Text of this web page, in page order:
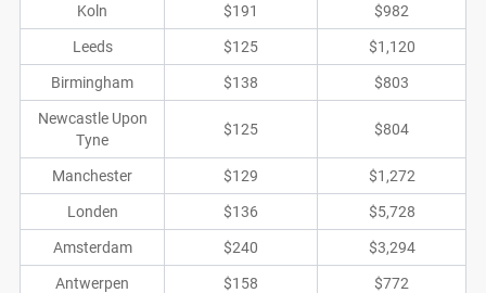
Koln $191 $982
Leeds $125 $1,120
Birmingham $138 $803
Newcastle Upon
Tyne
$125 $804
Manchester $129 $1,272
Londen $136 $5,728
Amsterdam $240 $3,294
Antwerpen $158 $772